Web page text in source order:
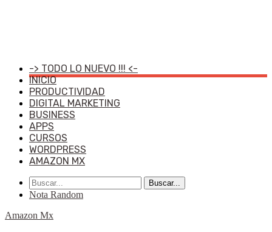
-> TODO LO NUEVO !!! <-
INICIO
PRODUCTIVIDAD
DIGITAL MARKETING
BUSINESS
APPS
CURSOS
WORDPRESS
AMAZON MX
Buscar...
Nota Random
Amazon Mx